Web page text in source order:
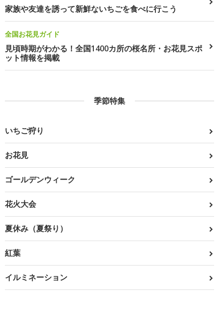
家族や友達を誘って新鮮ないちごを食べに行こう
全国お花見ガイド
見頃時期がわかる！全国1400カ所の桜名所・お花見スポ
ット情報を掲載
季節特集
いちご狩り
お花見
ゴールデンウィーク
花火大会
夏休み（夏祭り）
紅葉
イルミネーション